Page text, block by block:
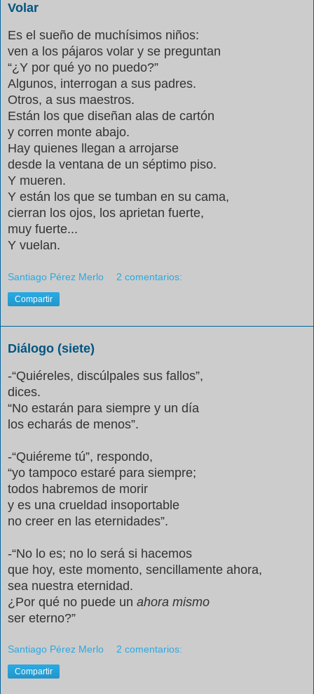
Volar
Es el sueño de muchísimos niños:
ven a los pájaros volar y se preguntan
“¿Y por qué yo no puedo?”
Algunos, interrogan a sus padres.
Otros, a sus maestros.
Están los que diseñan alas de cartón
y corren monte abajo.
Hay quienes llegan a arrojarse
desde la ventana de un séptimo piso.
Y mueren.
Y están los que se tumban en su cama,
cierran los ojos, los aprietan fuerte,
muy fuerte...
Y vuelan.
Santiago Pérez Merlo 2 comentarios:
Compartir
Diálogo (siete)
-“Quiéreles, discúlpales sus fallos”,
dices.
“No estarán para siempre y un día
los echarás de menos”.
-“Quiéreme tú”, respondo,
“yo tampoco estaré para siempre;
todos habremos de morir
y es una crueldad insoportable
no creer en las eternidades”.
-“No lo es; no lo será si hacemos
que hoy, este momento, sencillamente ahora,
sea nuestra eternidad.
¿Por qué no puede un ahora mismo
ser eterno?”
Santiago Pérez Merlo 2 comentarios:
Compartir